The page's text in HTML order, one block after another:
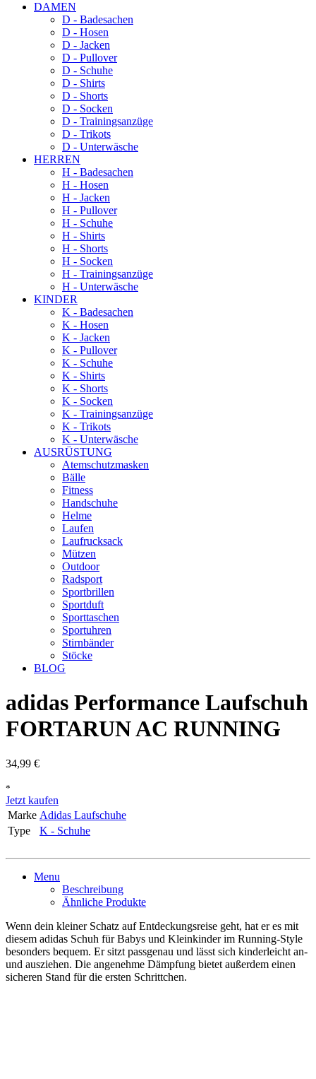
DAMEN
D - Badesachen
D - Hosen
D - Jacken
D - Pullover
D - Schuhe
D - Shirts
D - Shorts
D - Socken
D - Trainingsanzüge
D - Trikots
D - Unterwäsche
HERREN
H - Badesachen
H - Hosen
H - Jacken
H - Pullover
H - Schuhe
H - Shirts
H - Shorts
H - Socken
H - Trainingsanzüge
H - Unterwäsche
KINDER
K - Badesachen
K - Hosen
K - Jacken
K - Pullover
K - Schuhe
K - Shirts
K - Shorts
K - Socken
K - Trainingsanzüge
K - Trikots
K - Unterwäsche
AUSRÜSTUNG
Atemschutzmasken
Bälle
Fitness
Handschuhe
Helme
Laufen
Laufrucksack
Mützen
Outdoor
Radsport
Sportbrillen
Sportduft
Sporttaschen
Sportuhren
Stirnbänder
Stöcke
BLOG
adidas Performance Laufschuh
FORTARUN AC RUNNING
34,99 €
*
Jetzt kaufen
Marke Adidas Laufschuhe
Type
K - Schuhe
Menu
Beschreibung
Ähnliche Produkte
Wenn dein kleiner Schatz auf Entdeckungsreise geht, hat er es mit
diesem adidas Schuh für Babys und Kleinkinder im Running-Style
besonders bequem. Er sitzt passgenau und lässt sich kinderleicht an-
und ausziehen. Die angenehme Dämpfung bietet außerdem einen
sicheren Stand für die ersten Schrittchen.